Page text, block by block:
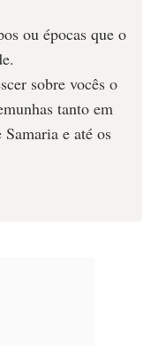
ou épocas que o
sobre vocês o
tanto em
e até os